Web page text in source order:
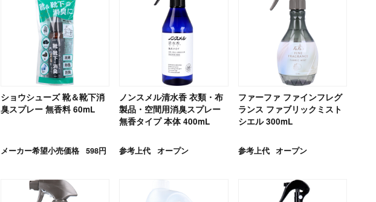
ショウシューズ 靴＆靴下消
臭スプレー 無香料 60mL
メーカー希望小売価格 598円
ノンスメル清水香 衣類・布
製品・空間用消臭スプレー
無香タイプ 本体 400mL
参考上代 オープン
ファーファ ファインフレグ
ランス ファブリックミスト
シエル 300mL
参考上代 オープン